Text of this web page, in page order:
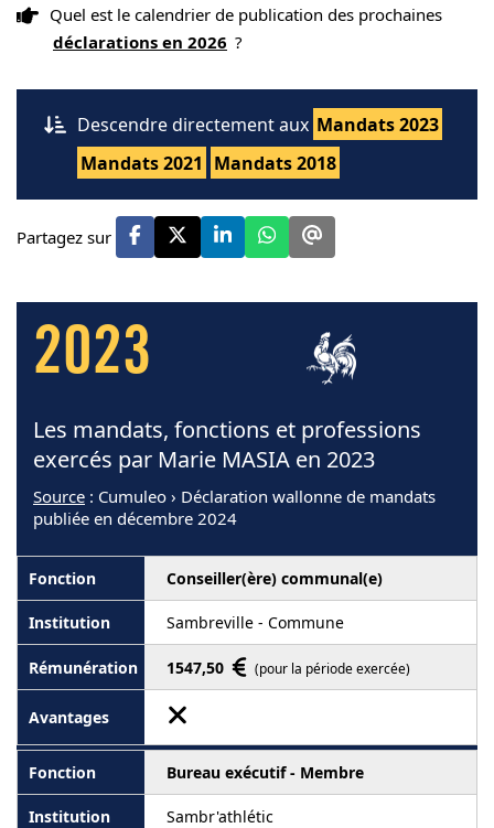
Quel est le calendrier de publication des prochaines
déclarations en 2026 ?
Descendre directement aux Mandats 2023
Mandats 2021 Mandats 2018
Partagez sur
2023
Les mandats, fonctions et professions
exercés par Marie MASIA en 2023
Source : Cumuleo › Déclaration wallonne de mandats
publiée en décembre 2024
Conseiller(ère) communal(e)
Sambreville - Commune
1547,50 (pour la période exercée)
Bureau exécutif - Membre
Sambr'athlétic